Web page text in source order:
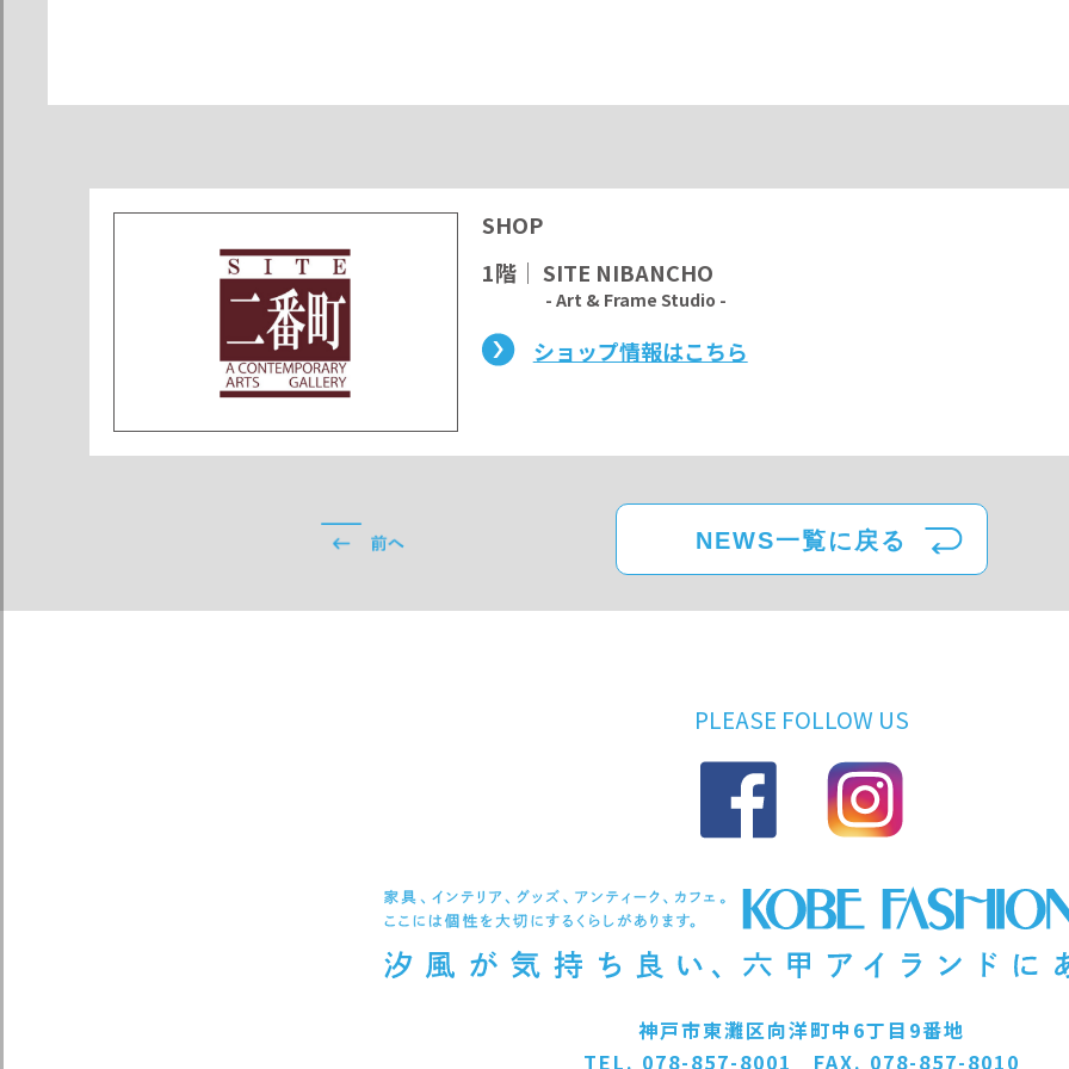
SHOP
1階｜ SITE NIBANCHO
- Art & Frame Studio -
ショップ情報はこちら
NEWS一覧に戻る
PLEASE FOLLOW US
神戸市東灘区向洋町中6丁目9番地
TEL. 078-857-8001 FAX. 078-857-8010